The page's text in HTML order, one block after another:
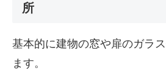
所
基本的に建物の窓や扉のガラ
ます。